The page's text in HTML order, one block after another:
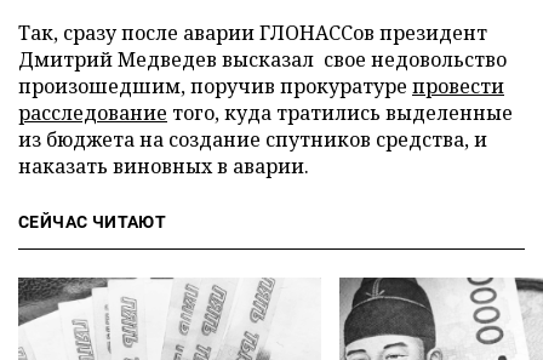
Так, сразу после аварии ГЛОНАССов президент
Дмитрий Медведев высказал свое недовольство
произошедшим, поручив прокуратуре провести
расследование того, куда тратились выделенные
из бюджета на создание спутников средства, и
наказать виновных в аварии.
СЕЙЧАС ЧИТАЮТ